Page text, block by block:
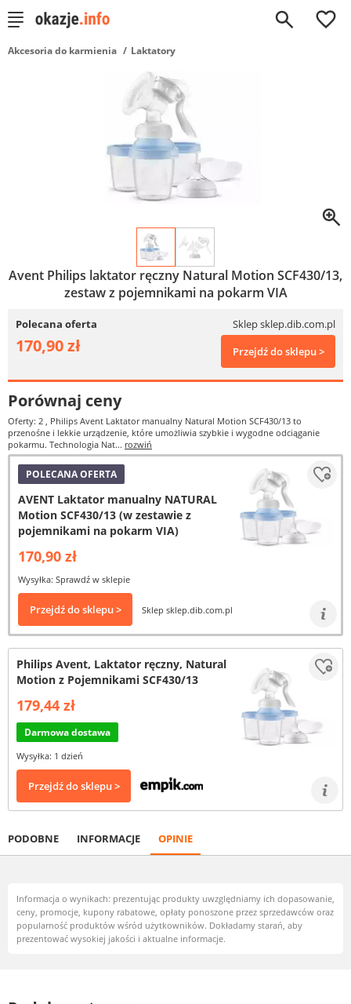
0
Akcesoria do karmienia Laktatory
Avent Philips laktator ręczny Natural Motion SCF430/13,
zestaw z pojemnikami na pokarm VIA
Polecana oferta Sklep sklep.dib.com.pl
170,90 zł Przejdź do sklepu >
Porównaj ceny
Oferty: 2 , Philips Avent Laktator manualny Natural Motion SCF430/13 to
przenośne i lekkie urządzenie, które umożliwia szybkie i wygodne odciąganie
pokarmu. Technologia Nat... rozwiń
POLECANA OFERTA
AVENT Laktator manualny NATURAL
Motion SCF430/13 (w zestawie z
pojemnikami na pokarm VIA)
170,90 zł
Wysyłka: Sprawdź w sklepie
Przejdź do sklepu > Sklep sklep.dib.com.pl
Philips Avent, Laktator ręczny, Natural
Motion z Pojemnikami SCF430/13
179,44 zł
Darmowa dostawa
Wysyłka: 1 dzień
Przejdź do sklepu >
PODOBNE INFORMACJE OPINIE
Informacja o wynikach: prezentując produkty uwzględniamy ich dopasowanie,
ceny, promocje, kupony rabatowe, opłaty ponoszone przez sprzedawców oraz
popularność produktów wśród użytkowników. Dokładamy starań, aby
prezentować wysokiej jakości i aktualne informacje.